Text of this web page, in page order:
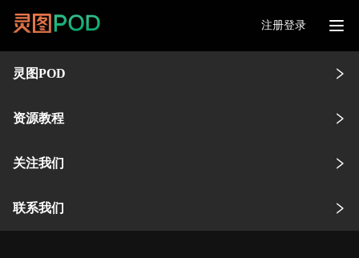
注册登录
灵图POD
资源教程
关注我们
联系我们